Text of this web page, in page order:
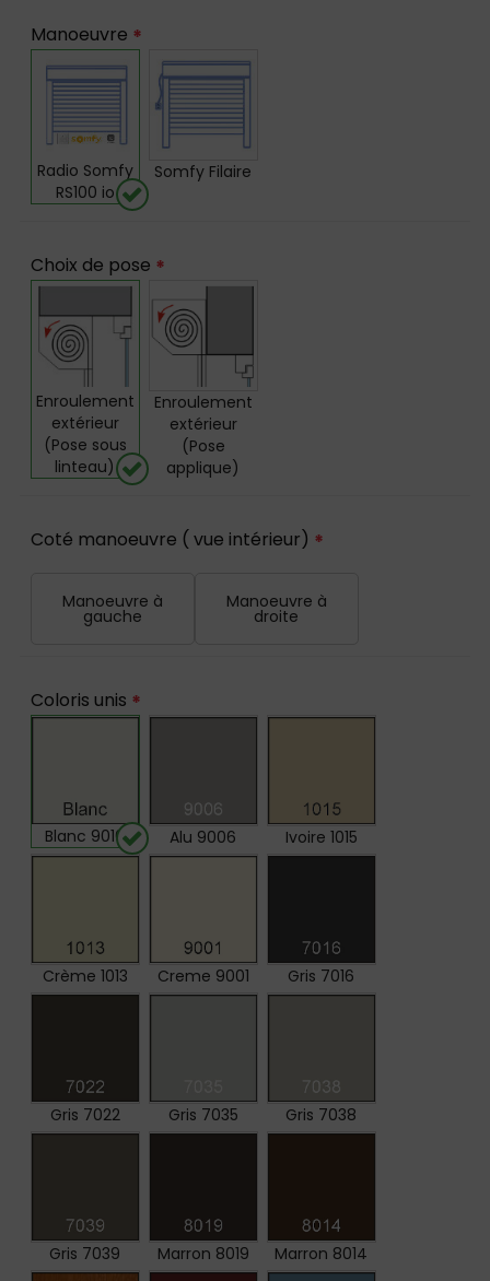
Manoeuvre *
Radio Somfy
RS100 io
Somfy Filaire
Choix de pose *
Enroulement
extérieur
(Pose sous
linteau)
Enroulement
extérieur
(Pose
applique)
Coté manoeuvre ( vue intérieur) *
Manoeuvre à
gauche
Manoeuvre à
droite
Coloris unis *
Blanc 9016 Alu 9006 Ivoire 1015
Crème 1013 Creme 9001 Gris 7016
Gris 7022 Gris 7035 Gris 7038
Gris 7039 Marron 8019 Marron 8014